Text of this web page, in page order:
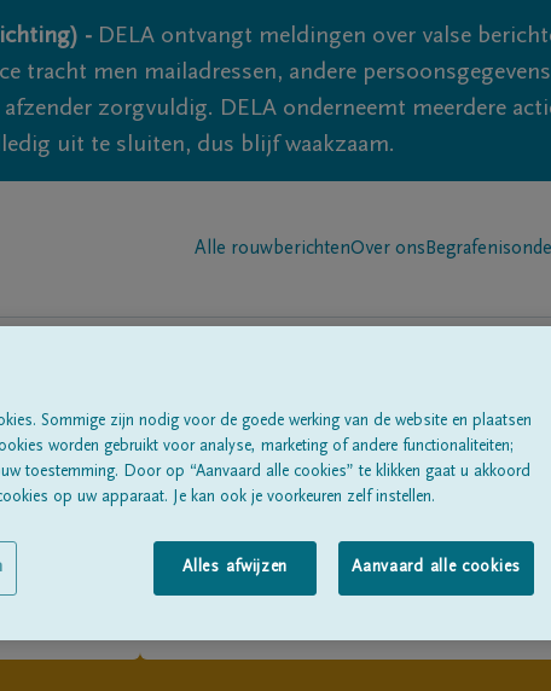
- DELA ontvangt meldingen over valse
tracht men mailadressen, andere
zorgvuldig. DELA onderneemt meerdere
uit te sluiten, dus blijf waakzaam.
Alle rouwberichtenOver ons
'La glanerie'
Sommige zijn nodig voor de goede werking van de website en plaatsen
worden gebruikt voor analyse, marketing of andere functionaliteiten;
toestemming. Door op “Aanvaard alle cookies” te klikken gaat u akkoord
op uw apparaat. Je kan ook je voorkeuren zelf instellen.
Alles afwijzen Aanvaard alle cookies